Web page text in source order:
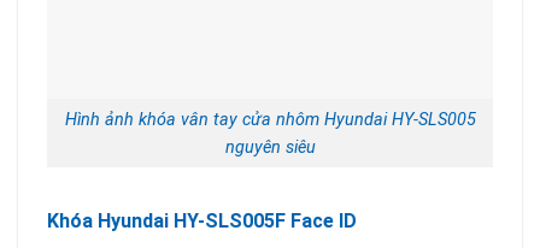
Hình ảnh khóa vân tay cửa nhôm Hyundai HY-SLS005
nguyên siêu
Khóa Hyundai HY-SLS005F Face ID